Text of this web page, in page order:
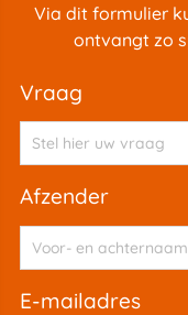
Via dit formulier
ontvangt zo
vraag
afzender
e-mailadres